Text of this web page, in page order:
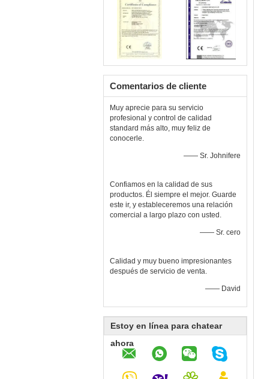
Comentarios de cliente
Muy aprecie para su servicio
profesional y control de calidad
standard más alto, muy feliz de
conocerle.
—— Sr. Johnifere
Confiamos en la calidad de sus
productos. Él siempre el mejor. Guarde
este ir, y estableceremos una relación
comercial a largo plazo con usted.
—— Sr. cero
Calidad y muy bueno impresionantes
después de servicio de venta.
—— David
Estoy en línea para chatear
ahora